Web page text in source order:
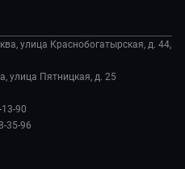
улица Краснобогатырская, д. 44,
улица Пятницкая, д. 25
90
35-96